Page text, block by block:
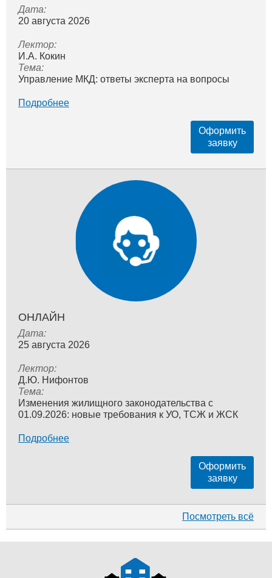
Дата:
20 августа 2026
Лектор:
И.А. Кокин
Тема:
Управление МКД: ответы эксперта на вопросы
Подробнее
Оформить
заявку
ОНЛАЙН
Дата:
25 августа 2026
Лектор:
Д.Ю. Нифонтов
Тема:
Изменения жилищного законодательства с
01.09.2026: новые требования к УО, ТСЖ и ЖСК
Подробнее
Оформить
заявку
Посмотреть всё